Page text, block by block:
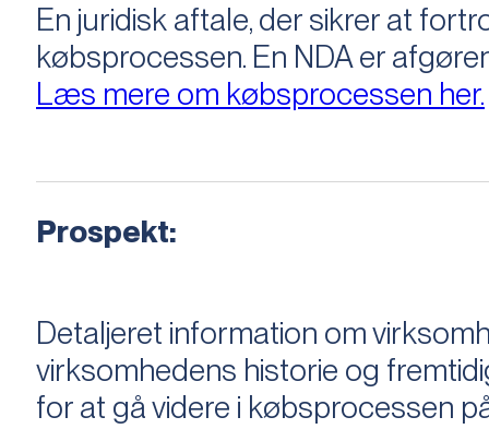
En juridisk aftale, der sikrer at
købsprocessen​​. En NDA er
Læs mere om købsprocessen her.
Prospekt:
Detaljeret information om
virksomhedens historie og
for at gå videre i købsprocessen